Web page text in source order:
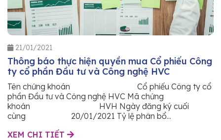
21/01/2021
Thông báo thực hiện quyền mua Cổ phiếu Công
ty cổ phần Đầu tư và Công nghệ HVC
Tên chứng khoán Cổ phiếu Công ty cổ
phần Đầu tư và Công nghệ HVC Mã chứng
khoán HVH Ngày đăng ký cuối
cùng 20/01/2021 Tỷ lệ phân bổ...
XEM CHI TIẾT